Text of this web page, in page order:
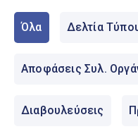
Μητρώο
Εθελοντών
Όλα Δελτία
Αποφάσεις Συλ.
Διαβουλεύσεις